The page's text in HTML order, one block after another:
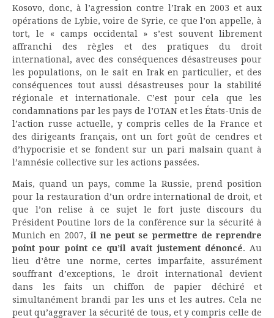
Kosovo, donc, à l’agression contre l’Irak en 2003 et aux
opérations de Lybie, voire de Syrie, ce que l’on appelle, à
tort, le « camps occidental » s’est souvent librement
affranchi des règles et des pratiques du droit
international, avec des conséquences désastreuses pour
les populations, on le sait en Irak en particulier, et des
conséquences tout aussi désastreuses pour la stabilité
régionale et internationale. C’est pour cela que les
condamnations par les pays de l’OTAN et les États-Unis de
l’action russe actuelle, y compris celles de la France et
des dirigeants français, ont un fort goût de cendres et
d’hypocrisie et se fondent sur un pari malsain quant à
l’amnésie collective sur les actions passées.
Mais, quand un pays, comme la Russie, prend position
pour la restauration d’un ordre international de droit, et
que l’on relise à ce sujet le fort juste discours du
Président Poutine lors de la conférence sur la sécurité à
Munich en 2007,il ne peut se permettre de reprendre
point pour point ce qu’il avait justement dénoncé. Au
lieu d’être une norme, certes imparfaite, assurément
souffrant d’exceptions, le droit international devient
dans les faits un chiffon de papier déchiré et
simultanément brandi par les uns et les autres. Cela ne
peut qu’aggraver la sécurité de tous, et y compris celle de